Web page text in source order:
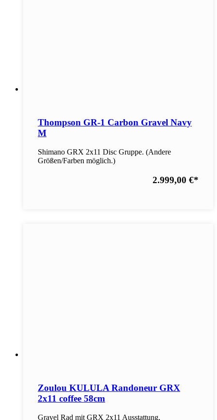
Thompson GR-1 Carbon Gravel Navy
M
Shimano GRX 2x11 Disc Gruppe. (Andere
Größen/Farben möglich.)
2.999,00 €*
Zoulou KULULA Randoneur GRX
2x11 coffee 58cm
Gravel Rad mit GRX 2x11 Ausstattung,